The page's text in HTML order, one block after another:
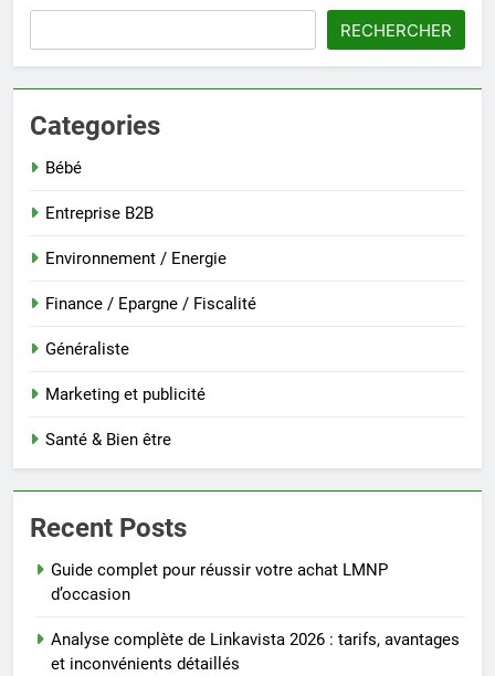
RECHERCHER
Categories
Bébé
Entreprise B2B
Environnement / Energie
Finance / Epargne / Fiscalité
Généraliste
Marketing et publicité
Santé & Bien être
Recent Posts
Guide complet pour réussir votre achat LMNP
d’occasion
Analyse complète de Linkavista 2026 : tarifs, avantages
et inconvénients détaillés